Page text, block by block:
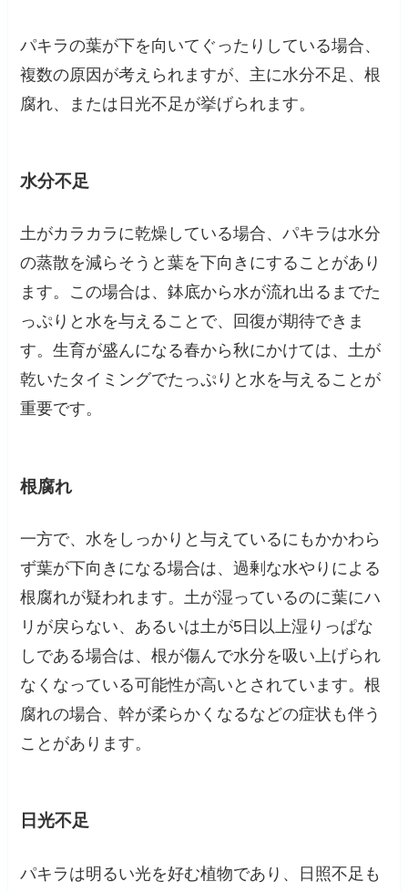
パキラの葉が下を向いてぐったりしている場合、
複数の原因が考えられますが、主に水分不足、根
腐れ、または日光不足が挙げられます。
水分不足
土がカラカラに乾燥している場合、パキラは水分
の蒸散を減らそうと葉を下向きにすることがあり
ます。この場合は、鉢底から水が流れ出るまでた
っぷりと水を与えることで、回復が期待できま
す。生育が盛んになる春から秋にかけては、土が
乾いたタイミングでたっぷりと水を与えることが
重要です。
根腐れ
一方で、水をしっかりと与えているにもかかわら
ず葉が下向きになる場合は、過剰な水やりによる
根腐れが疑われます。土が湿っているのに葉にハ
リが戻らない、あるいは土が5日以上湿りっぱな
しである場合は、根が傷んで水分を吸い上げられ
なくなっている可能性が高いとされています。根
腐れの場合、幹が柔らかくなるなどの症状も伴う
ことがあります。
日光不足
パキラは明るい光を好む植物であり、日照不足も